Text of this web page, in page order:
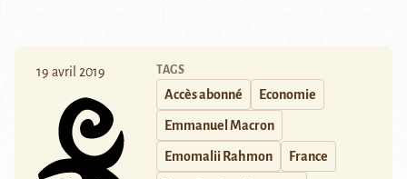
19 avril 2019 TAGS
Accès abonné Economie
Emmanuel Macron
Emomalii Rahmon France